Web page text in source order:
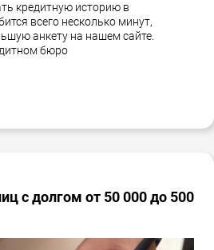
кредитную историю в
всего несколько минут,
анкету на нашем сайте.
бюро
с долгом от 50 000 до 500